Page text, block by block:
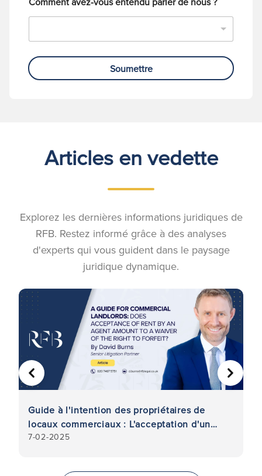
Soumettre
Articles en vedette
Explorez les dernières informations juridiques de
RFB. Restez informé grâce à des analyses
d'experts qui vous guident dans le paysage
juridique dynamique.
Guide à l'intention des propriétaires de
locaux commerciaux : L'acceptation d'un
loyer par un mandataire équivaut-elle à une
7-02-2025
PRÉCÉDENT